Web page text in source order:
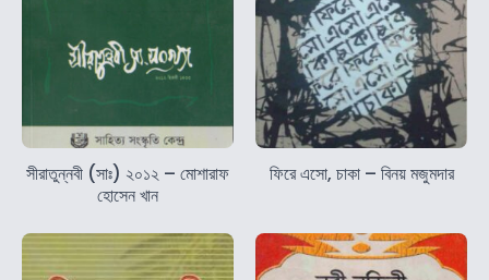
সীরাতুন্নবী (সাঃ) ২০১২ – মোশারাফ
হোসেন খান
ফিরে এসো, চাকা – বিনয় মজুমদার